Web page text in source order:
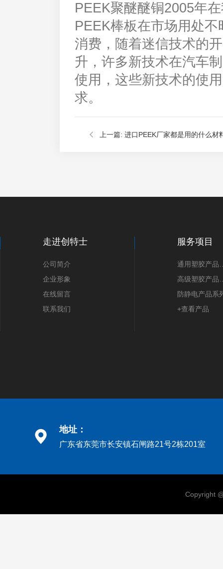
PEEK聚醚醚铜2005年
PEEK棒板在市场用处
消费，随着迷信技术的
升，许多新技术在汽车
使用，这些新技术的使
求。
上一篇: 进口PEEK厂家都是用的什么材
走进创特士
公司简介
企业形象
在线留言
联系我们
服务项目
防静电产品系
+查看产品
地址：
广东省东莞市长安镇石闸路21号2栋201室
Copyright